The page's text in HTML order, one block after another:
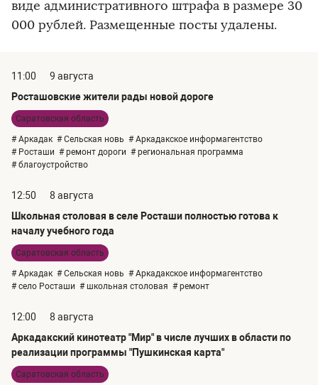
виде административного штрафа в размере 30
000 рублей. Размещенные посты удалены.
11:00
9 августа
Росташовские жители рады новой дороге
Саратовская область
# Аркадак # Сельская новь # Аркадакское информагентство
# Росташи # ремонт дороги # региональная программа
# благоустройство
12:50
8 августа
Школьная столовая в селе Росташи полностью готова к
началу учебного года
Саратовская область
# Аркадак # Сельская новь # Аркадакское информагентство
# село Росташи # школьная столовая # ремонт
12:00
8 августа
Аркадакский кинотеатр "Мир" в числе лучших в области по
реализации программы "Пушкинская карта"
Саратовская область